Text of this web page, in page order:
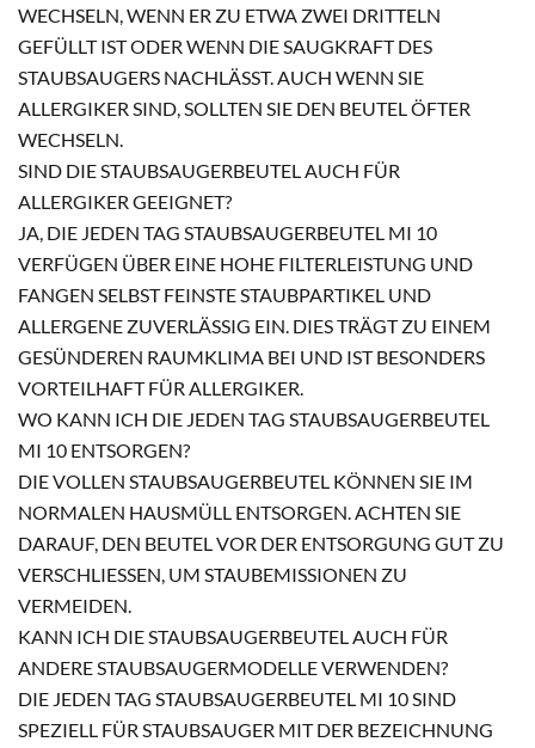
WECHSELN, WENN ER ZU ETWA ZWEI DRITTELN
GEFÜLLT IST ODER WENN DIE SAUGKRAFT DES
STAUBSAUGERS NACHLÄSST. AUCH WENN SIE
ALLERGIKER SIND, SOLLTEN SIE DEN BEUTEL ÖFTER
WECHSELN.
SIND DIE STAUBSAUGERBEUTEL AUCH FÜR
ALLERGIKER GEEIGNET?
JA, DIE JEDEN TAG STAUBSAUGERBEUTEL MI 10
VERFÜGEN ÜBER EINE HOHE FILTERLEISTUNG UND
FANGEN SELBST FEINSTE STAUBPARTIKEL UND
ALLERGENE ZUVERLÄSSIG EIN. DIES TRÄGT ZU EINEM
GESÜNDEREN RAUMKLIMA BEI UND IST BESONDERS
VORTEILHAFT FÜR ALLERGIKER.
WO KANN ICH DIE JEDEN TAG STAUBSAUGERBEUTEL
MI 10 ENTSORGEN?
DIE VOLLEN STAUBSAUGERBEUTEL KÖNNEN SIE IM
NORMALEN HAUSMÜLL ENTSORGEN. ACHTEN SIE
DARAUF, DEN BEUTEL VOR DER ENTSORGUNG GUT ZU
VERSCHLIESSEN, UM STAUBEMISSIONEN ZU V
ERMEIDEN.
KANN ICH DIE STAUBSAUGERBEUTEL AUCH FÜR
ANDERE STAUBSAUGERMODELLE VERWENDEN?
DIE JEDEN TAG STAUBSAUGERBEUTEL MI 10 SIND
SPEZIELL FÜR STAUBSAUGER MIT DER BEZEICHNUNG